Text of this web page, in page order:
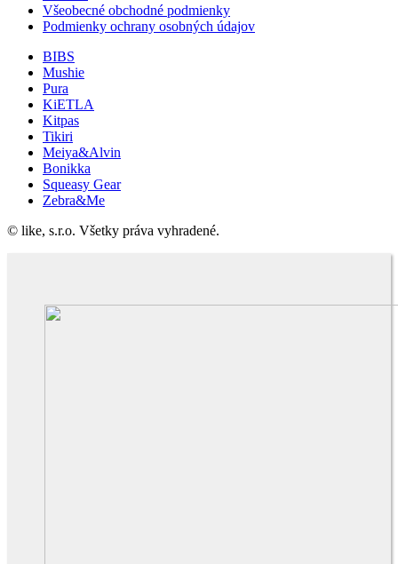
Všeobecné obchodné podmienky
Podmienky ochrany osobných údajov
BIBS
Mushie
Pura
KiETLA
Kitpas
Tikiri
Meiya&Alvin
Bonikka
Squeasy Gear
Zebra&Me
© like, s.r.o. Všetky práva vyhradené.